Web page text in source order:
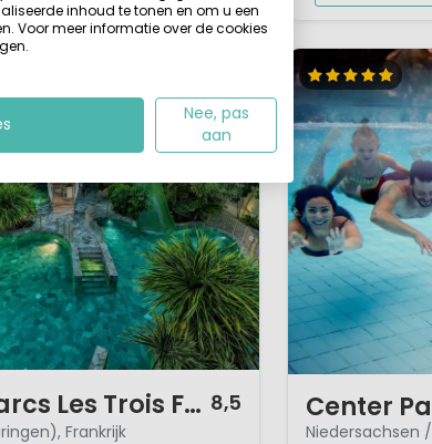
Center Parcs Les Trois Forêts 8,5
Frankrijk Niedersachsen
inhoud te tonen en om u een
Voor meer informatie over de cookies
Nee, pas
aan